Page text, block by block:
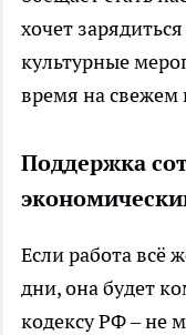
хочет
культурные
время на свежем
Поддержка
Если работа всё
дни, она будет
кодексу РФ – не